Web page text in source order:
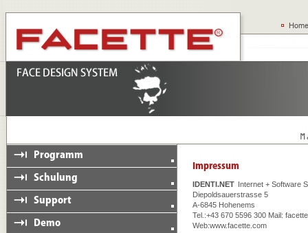
IDENTI.NET Internet + Software
Diepoldsauerstrasse 5
A-6845 Hohenems
Tel.:+43 670 5596 300 Mail:
Web:www.facette.com